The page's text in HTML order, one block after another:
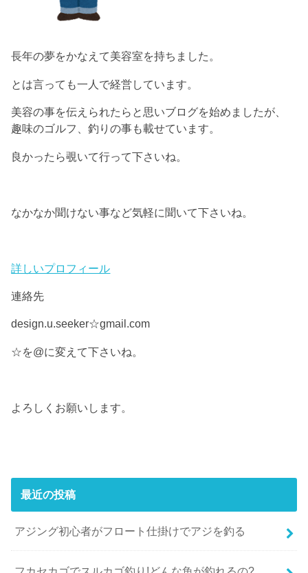
長年の夢をかなえて美容室を持ちました。
とは言っても一人で経営しています。
美容の事を伝えられたらと思いブログを始めましたが、
趣味のゴルフ、釣りの事も載せています。
良かったら覗いて行って下さいね。
なかなか聞けない事など気軽に聞いて下さいね。
詳しいプロフィール
連絡先
design.u.seeker☆gmail.com
☆を@に変えて下さいね。
よろしくお願いします。
最近の投稿
アジング初心者がフロート仕掛けでアジを釣る